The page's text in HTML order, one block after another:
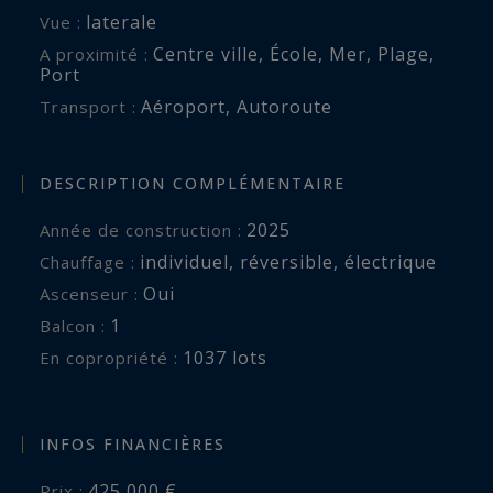
Vue : laterale
A proximité : Centre ville, École, Mer, Plage,
Port
Transport : Aéroport, Autoroute
DESCRIPTION COMPLÉMENTAIRE
Année de construction : 2025
Chauffage : individuel, réversible, électrique
Ascenseur : Oui
balcon : 1
En copropriété : 1037 lots
INFOS FINANCIÈRES